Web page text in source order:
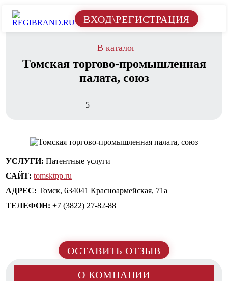
ВХОД\РЕГИСТРАЦИЯ
В каталог
Томская торгово-промышленная
палата, союз
5
УСЛУГИ: Патентные услуги
САЙТ: tomsktpp.ru
АДРЕС: Томск, 634041 Красноармейская, 71а
ТЕЛЕФОН: +7 (3822) 27-82-88
ОСТАВИТЬ ОТЗЫВ
О КОМПАНИИ